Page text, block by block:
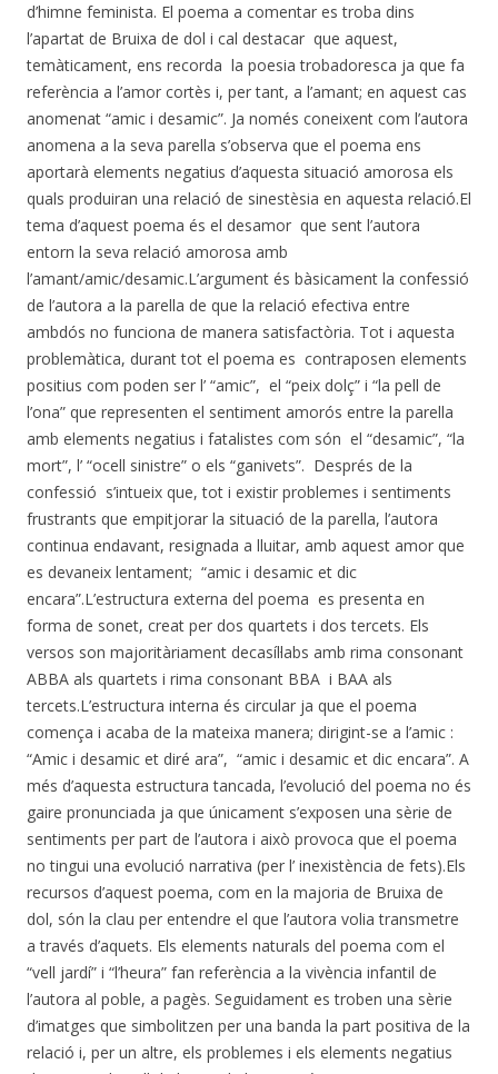
d’himne feminista. El poema a comentar es troba dins
l’apartat de Bruixa de dol i cal destacar que aquest,
temàticament, ens recorda la poesia trobadoresca ja que fa
referència a l’amor cortès i, per tant, a l’amant; en aquest cas
anomenat “amic i desamic”. Ja només coneixent com l’autora
anomena a la seva parella s’observa que el poema ens
aportarà elements negatius d’aquesta situació amorosa els
quals produiran una relació de sinestèsia en aquesta relació.El
tema d’aquest poema és el desamor que sent l’autora
entorn la seva relació amorosa amb
l’amant/amic/desamic.L’argument és bàsicament la confessió
de l’autora a la parella de que la relació efectiva entre
ambdós no funciona de manera satisfactòria. Tot i aquesta
problemàtica, durant tot el poema es contraposen elements
positius com poden ser l’ “amic”, el “peix dolç” i “la pell de
l’ona” que representen el sentiment amorós entre la parella
amb elements negatius i fatalistes com són el “desamic”, “la
mort”, l’ “ocell sinistre” o els “ganivets”. Després de la
confessió s’intueix que, tot i existir problemes i sentiments
frustrants que empitjorar la situació de la parella, l’autora
continua endavant, resignada a lluitar, amb aquest amor que
es devaneix lentament; “amic i desamic et dic
encara”.L’estructura externa del poema es presenta en
forma de sonet, creat per dos quartets i dos tercets. Els
versos son majoritàriament decasíl·labs amb rima consonant
ABBA als quartets i rima consonant BBA i BAA als
tercets.L’estructura interna és circular ja que el poema
comença i acaba de la mateixa manera; dirigint-se a l’amic :
“Amic i desamic et diré ara”, “amic i desamic et dic encara”. A
més d’aquesta estructura tancada, l’evolució del poema no és
gaire pronunciada ja que únicament s’exposen una sèrie de
sentiments per part de l’autora i això provoca que el poema
no tingui una evolució narrativa (per l’ inexistència de fets).Els
recursos d’aquest poema, com en la majoria de Bruixa de
dol, són la clau per entendre el que l’autora volia transmetre
a través d’aquets. Els elements naturals del poema com el
“vell jardí” i “l’heura” fan referència a la vivència infantil de
l’autora al poble, a pagès. Seguidament es troben una sèrie
d’imatges que simbolitzen per una banda la part positiva de la
relació i, per un altre, els problemes i els elements negatius